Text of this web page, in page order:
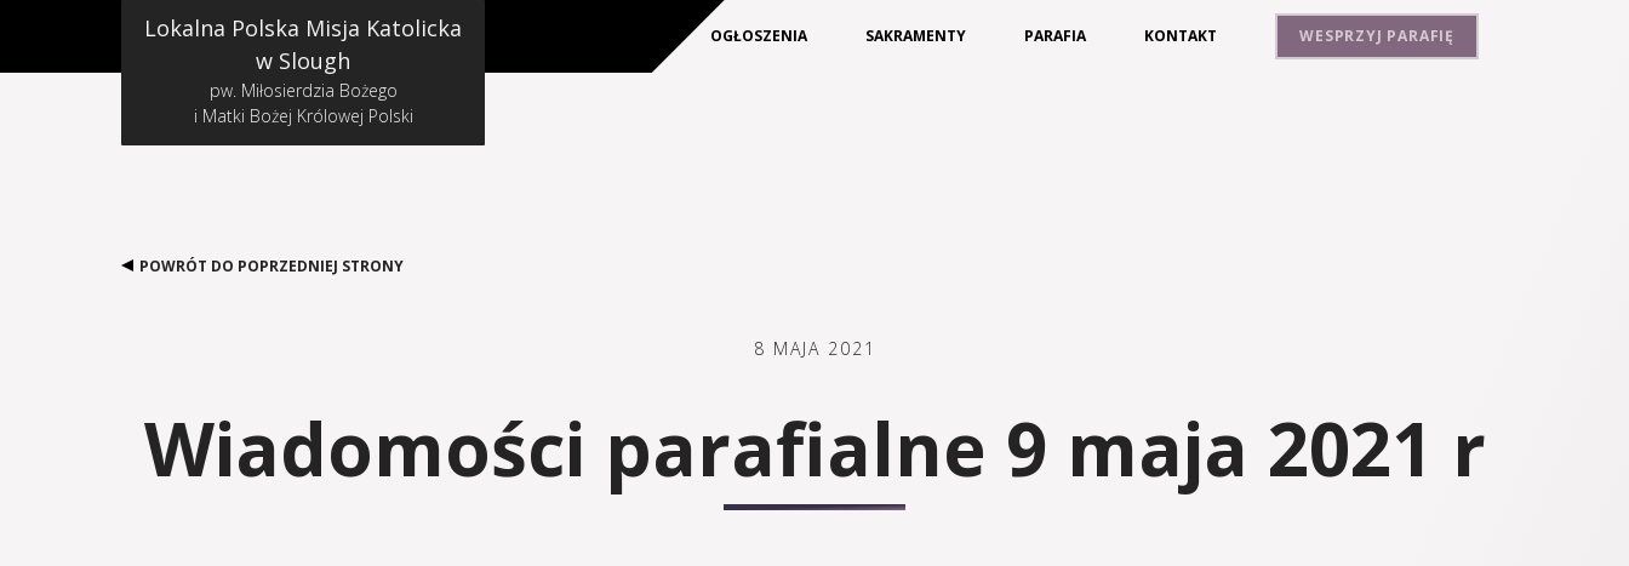
Lokalna Polska Misja Katolicka
w Slough
pw. Miłosierdzia Bożego
i Matki Bożej Królowej Polski
OGŁOSZENIA SAKRAMENTY PARAFIA KONTAKT WESPRZYJ PARAFIĘ
POWRÓT DO POPRZEDNIEJ STRONY
8 MAJA 2021
Wiadomości parafialne 9 maja 2021 r